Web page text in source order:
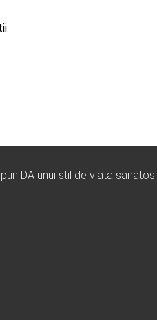
DA unui stil de viata sanatos.